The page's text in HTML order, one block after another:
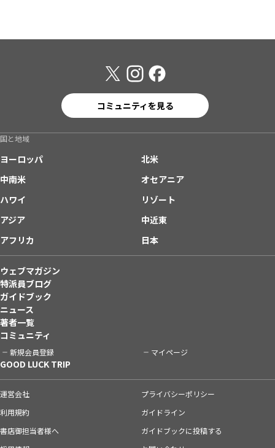
コミュニティを見る
国と地域
ヨーロッパ
北米
中南米
オセアニア
ハワイ
リゾート
アジア
中近東
アフリカ
日本
ウェブマガジン
特派員ブログ
ガイドブック
ニュース
著者一覧
コミュニティ
新規会員登録 マイページ
GOOD LUCK TRIP
運営会社
プライバシーポリシー
利用規約
ガイドライン
書店御担当者様へ
ガイドブックに投稿する